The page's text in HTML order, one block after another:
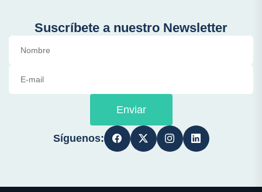
Suscríbete a nuestro Newsletter
Enviar
Síguenos: